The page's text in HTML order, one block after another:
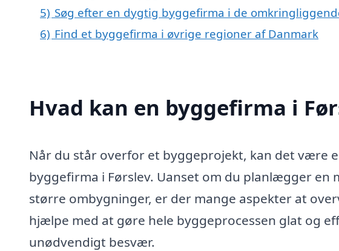
5) Søg efter en dygtig byggefirma i de
6) Find et byggefirma i øvrige regioner af Danmark
Hvad kan en byggefirma i
Når du står overfor et byggeprojekt, kan det være
byggefirma i Førslev. Uanset om du planlægger
større ombygninger, er der mange aspekter at
hjælpe med at gøre hele byggeprocessen glat og
unødvendigt besvær.